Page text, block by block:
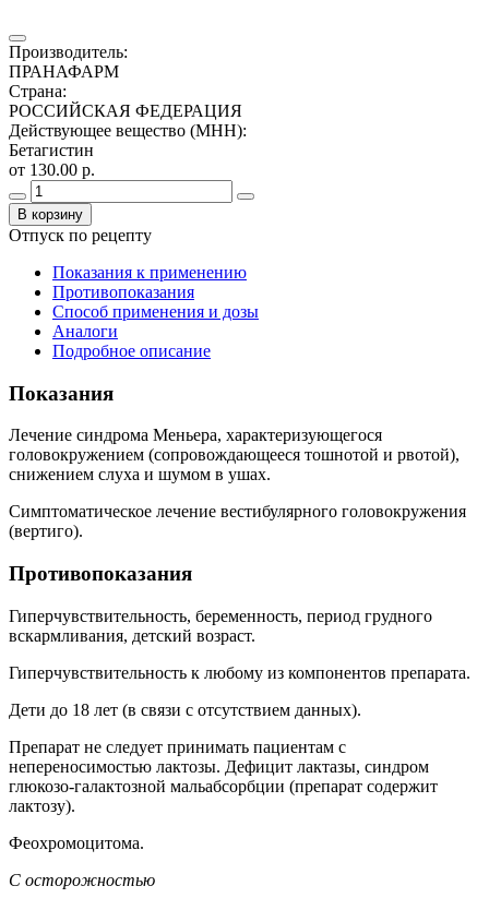
Производитель:
ПРАНАФАРМ
Страна:
РОССИЙСКАЯ ФЕДЕРАЦИЯ
Действующее вещество (МНН):
Бетагистин
от 130.00 р.
В корзину
Отпуск по рецепту
Показания к применению
Противопоказания
Способ применения и дозы
Аналоги
Подробное описание
Показания
Лечение синдрома Меньера, характеризующегося
головокружением (сопровождающееся тошнотой и рвотой),
снижением слуха и шумом в ушах.
Симптоматическое лечение вестибулярного головокружения
(вертиго).
Противопоказания
Гиперчувствительность, беременность, период грудного
вскармливания, детский возраст.
Гиперчувствительность к любому из компонентов препарата.
Дети до 18 лет (в связи с отсутствием данных).
Препарат не следует принимать пациентам с
непереносимостью лактозы. Дефицит лактазы, синдром
глюкозо-галактозной мальабсорбции (препарат содержит
лактозу).
Феохромоцитома.
С осторожностью